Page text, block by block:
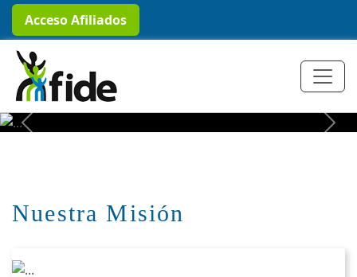
Acceso Afiliados
Previous Next
Nuestra Misión